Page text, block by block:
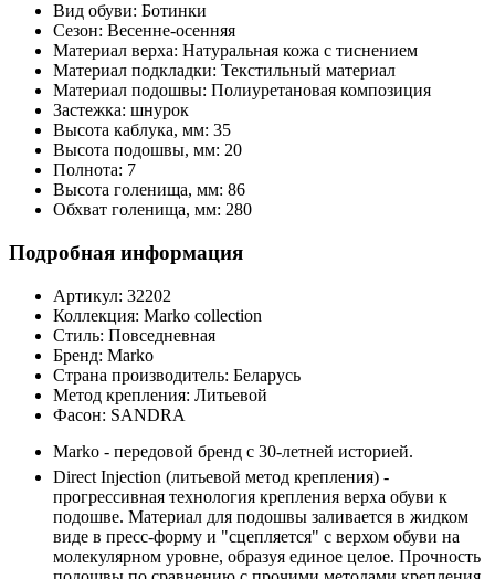
Вид обуви: Ботинки
Сезон: Весенне-осенняя
Материал верха: Натуральная кожа с тиснением
Материал подкладки: Текстильный материал
Материал подошвы: Полиуретановая композиция
Застежка: шнурок
Высота каблука, мм: 35
Высота подошвы, мм: 20
Полнота: 7
Высота голенища, мм: 86
Обхват голенища, мм: 280
Подробная информация
Артикул: 32202
Коллекция: Marko collection
Стиль: Повседневная
Бренд: Marko
Страна производитель: Беларусь
Метод крепления: Литьевой
Фасон: SANDRA
Marko - передовой бренд с 30-летней историей.
Direct Injection (литьевой метод крепления) -
прогрессивная технология крепления верха обуви к
подошве. Материал для подошвы заливается в жидком
виде в пресс-форму и "сцепляется" с верхом обуви на
молекулярном уровне, образуя единое целое. Прочность